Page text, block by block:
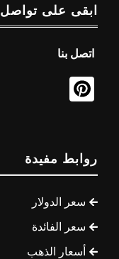
ابقى على تواصل
اتصل بنا
روابط مفيدة
سعر الدولار
سعر الفائدة
أسعار الذهب